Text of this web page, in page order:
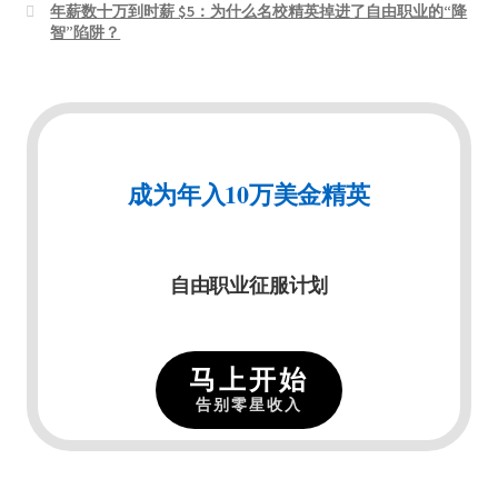
年薪数十万到时薪 $5：为什么名校精英掉进了自由职业的“降
智”陷阱？
成为年入10万美金精英
自由职业征服计划
马上开始
告别零星收入